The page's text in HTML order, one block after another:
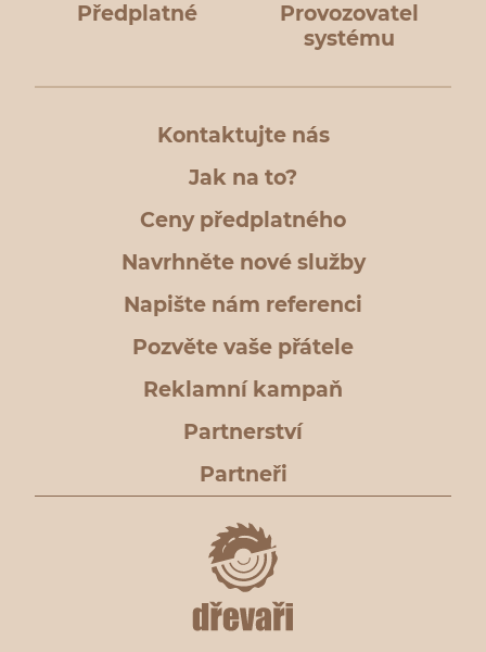
Předplatné
Provozovatel
systému
Kontaktujte nás
Jak na to?
Ceny předplatného
Navrhněte nové služby
Napište nám referenci
Pozvěte vaše přátele
Reklamní kampaň
Partnerství
Partneři